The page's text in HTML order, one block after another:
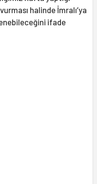
halinde İmralı’ya
ifade